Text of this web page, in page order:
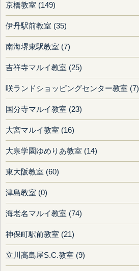
京橋教室 (149)
伊丹駅前教室 (35)
南海堺東駅教室 (7)
吉祥寺マルイ教室 (25)
咲ランドショッピングセンター教室 (7)
国分寺マルイ教室 (23)
大宮マルイ教室 (16)
大泉学園ゆめりあ教室 (14)
東大阪教室 (60)
津島教室 (0)
海老名マルイ教室 (74)
神保町駅前教室 (21)
立川高島屋S.C.教室 (9)